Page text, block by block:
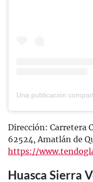
Dirección: Carretera
62524, Amatlán de
https://
Huasca Sierra